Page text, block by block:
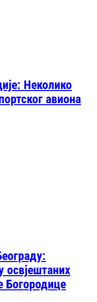
Неколико
авиона
освјештаних
Богородице